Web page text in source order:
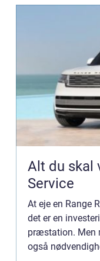
Alt du skal
Service
At eje en Range
det er en
præstation. Men
også